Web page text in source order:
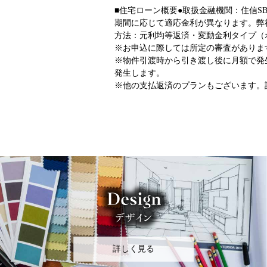
■住宅ローン概要●取扱金融機関：住信
期間に応じて適応金利が異なります。
方法：元利均等返済・変動金利タイプ
※お申込に際しては所定の審査があり
※物件引渡時から引き渡し後に月額で
発生します。
※他の支払返済のプランもございます
詳しく見る